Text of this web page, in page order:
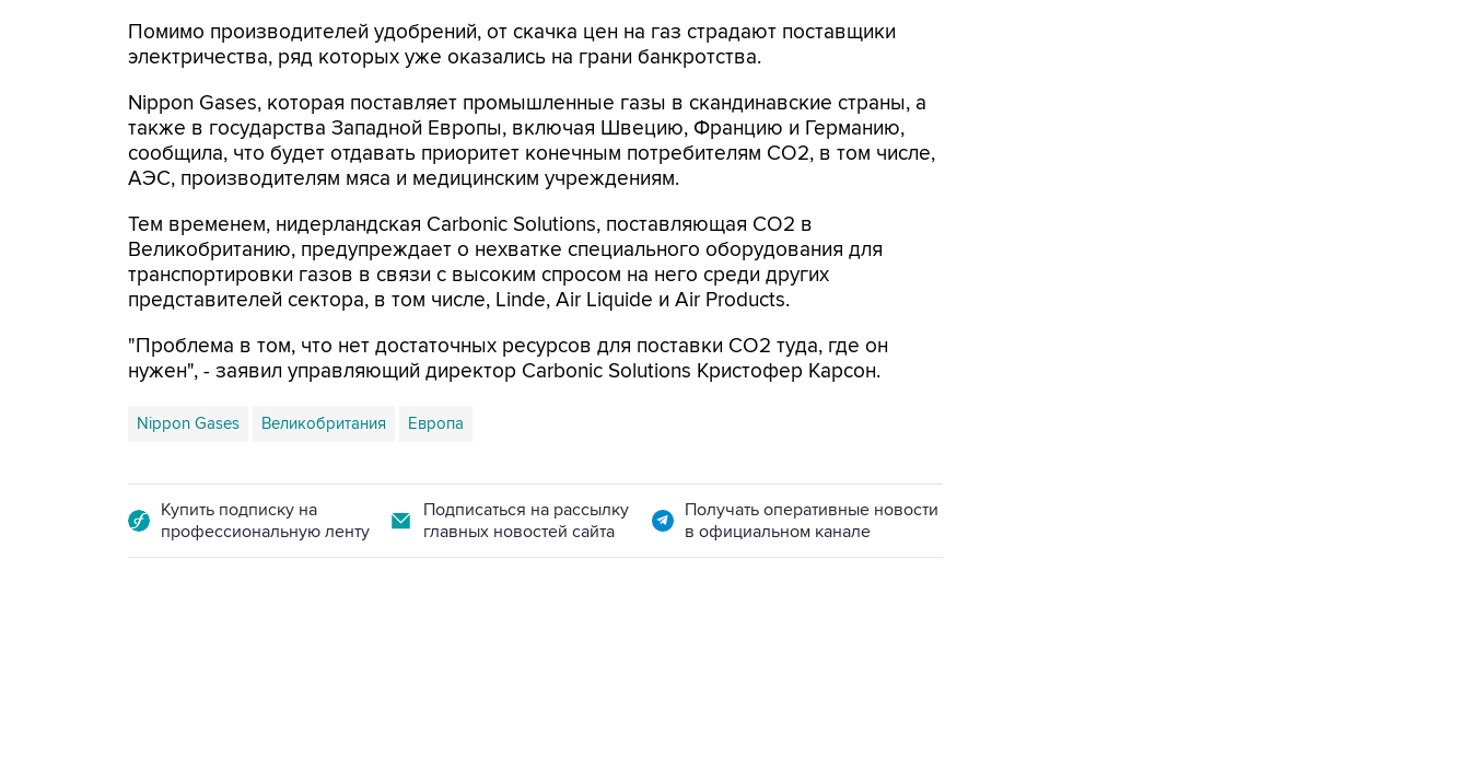
Помимо производителей удобрений, от скачка цен на газ страдают поставщики
электричества, ряд которых уже оказались на грани банкротства.
Nippon Gases, которая поставляет промышленные газы в скандинавские страны, а
также в государства Западной Европы, включая Швецию, Францию и Германию,
сообщила, что будет отдавать приоритет конечным потребителям CO2, в том числе,
АЭС, производителям мяса и медицинским учреждениям.
Тем временем, нидерландская Carbonic Solutions, поставляющая CO2 в
Великобританию, предупреждает о нехватке специального оборудования для
транспортировки газов в связи с высоким спросом на него среди других
представителей сектора, в том числе, Linde, Air Liquide и Air Products.
"Проблема в том, что нет достаточных ресурсов для поставки CO2 туда, где он
нужен", - заявил управляющий директор Carbonic Solutions Кристофер Карсон.
Nippon Gases Великобритания Европа
Купить подписку на
профессиональную ленту
Подписаться на рассылку
главных новостей сайта
Получать оперативные новости
в официальном канале